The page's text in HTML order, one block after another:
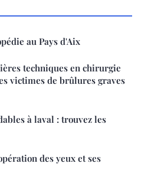
au Pays d'Aix
techniques en chirurgie
victimes de brûlures graves
à laval : trouvez les
des yeux et ses